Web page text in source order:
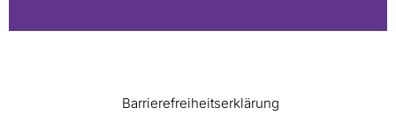
Barrierefreiheitserklärung